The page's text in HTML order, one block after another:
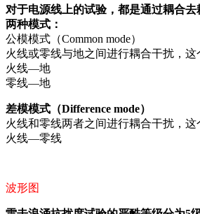
对于电源线上的试验，都是通过耦合
两种模式：
公模模式（Common mode）
火线或零线与地之间进行耦合干扰，
火线—地
零线—地
差模模式（Difference mode）
火线和零线两者之间进行耦合干扰，
火线—零线
波形图